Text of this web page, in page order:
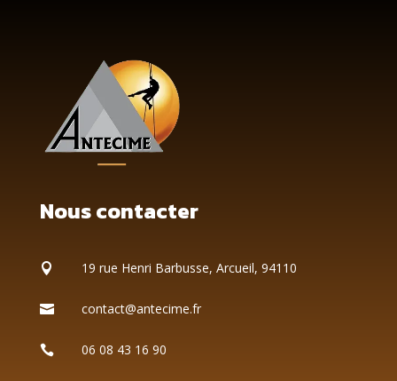
Nous contacter
 19 rue Henri Barbusse, Arcueil, 94110
 contact@antecime.fr
 06 08 43 16 90